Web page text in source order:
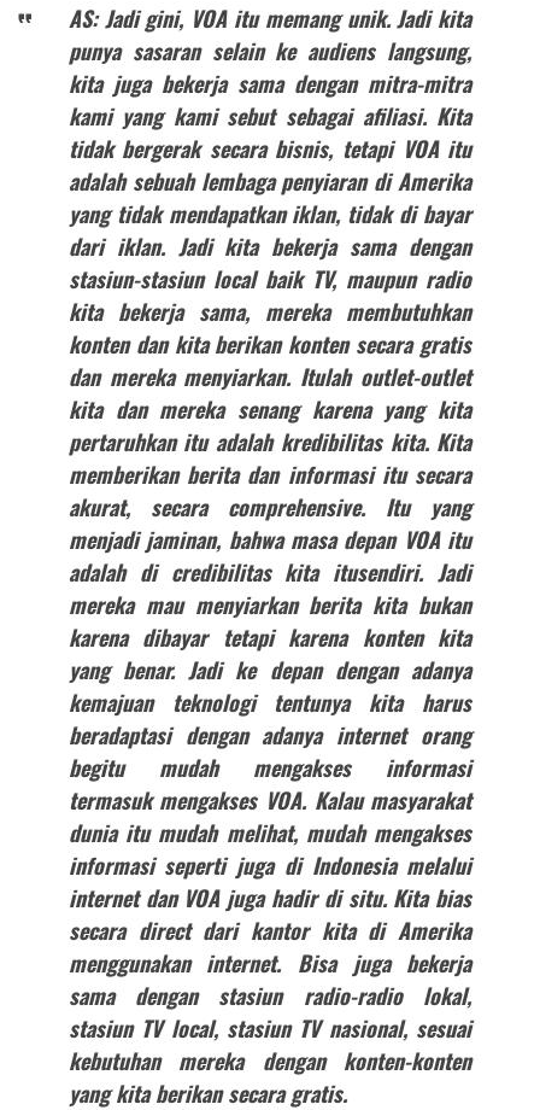
AS: Jadi gini, VOA itu memang unik. Jadi kita
punya sasaran selain ke audiens langsung,
kita juga bekerja sama dengan mitra-mitra
kami yang kami sebut sebagai afiliasi. Kita
tidak bergerak secara bisnis, tetapi VOA itu
adalah sebuah lembaga penyiaran di Amerika
yang tidak mendapatkan iklan, tidak di bayar
dari iklan. Jadi kita bekerja sama dengan
stasiun-stasiun local baik TV, maupun radio
kita bekerja sama, mereka membutuhkan
konten dan kita berikan konten secara gratis
dan mereka menyiarkan. Itulah outlet-outlet
kita dan mereka senang karena yang kita
pertaruhkan itu adalah kredibilitas kita. Kita
memberikan berita dan informasi itu secara
akurat, secara comprehensive. Itu yang
menjadi jaminan, bahwa masa depan VOA itu
adalah di credibilitas kita itusendiri. Jadi
mereka mau menyiarkan berita kita bukan
karena dibayar tetapi karena konten kita
yang benar. Jadi ke depan dengan adanya
kemajuan teknologi tentunya kita harus
beradaptasi dengan adanya internet orang
begitu mudah mengakses informasi
termasuk mengakses VOA. Kalau masyarakat
dunia itu mudah melihat, mudah mengakses
informasi seperti juga di Indonesia melalui
internet dan VOA juga hadir di situ. Kita bias
secara direct dari kantor kita di Amerika
menggunakan internet. Bisa juga bekerja
sama dengan stasiun radio-radio lokal,
stasiun TV local, stasiun TV nasional, sesuai
kebutuhan mereka dengan konten-konten
yang kita berikan secara gratis.